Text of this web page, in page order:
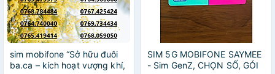
sim mobifone “Sở hữu đuôi
ba.ca – kích hoạt vượng khí,
SIM 5G MOBIFONE SAYMEE
- Sim GenZ, CHỌN SỐ, GÓI